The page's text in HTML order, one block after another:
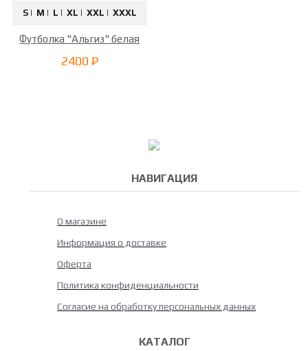
S | M | L | XL | XXL | XXXL
Футболка "Альгиз" белая
2400 ₽
НАВИГАЦИЯ
О магазине
Информация о доставке
Оферта
Политика конфиденциальности
Согласие на обработку персональных данных
КАТАЛОГ